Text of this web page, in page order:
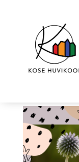
18. aprill 2024